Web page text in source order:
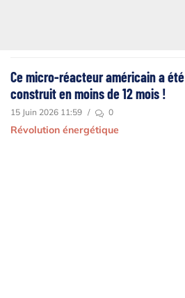
Ce micro-réacteur américain a été
construit en moins de 12 mois !
15 Juin 2026 11:59 / 0
Révolution énergétique